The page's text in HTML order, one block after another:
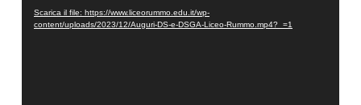
Scarica il file: https://www.liceorummo.edu.it/wp-
content/uploads/2023/12/Auguri-DS-e-DSGA-Liceo-Rummo.mp4?_=1